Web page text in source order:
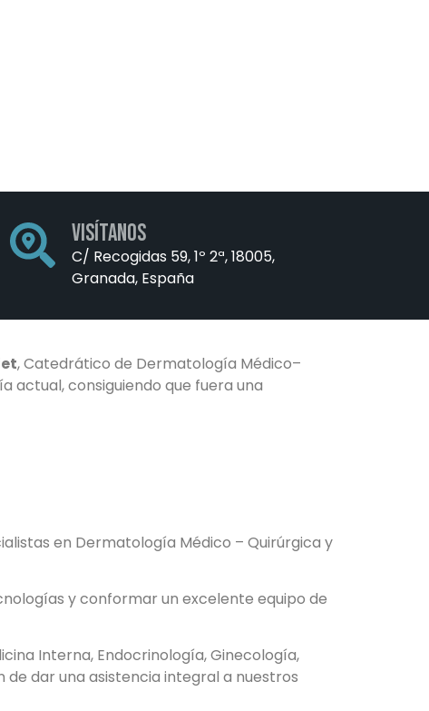
visítanos
C/ Recogidas 59, 1º 2ª, 18005,
Granada, España
, Catedrático de Dermatología Médico–
actual, consiguiendo que fuera una
en Dermatología Médico – Quirúrgica y
y conformar un excelente equipo de
Interna, Endocrinología, Ginecología,
de dar una asistencia integral a nuestros